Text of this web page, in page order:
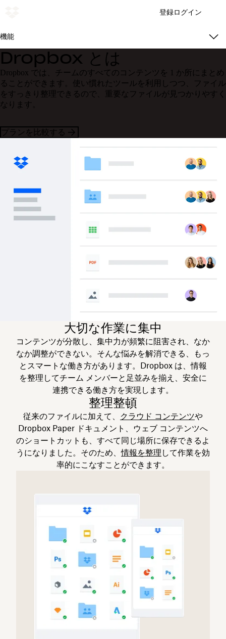
登録ログイン
機能
Dropbox とは
Dropbox では、チームのすべてのコンテンツを 1 か所にまとめ
ることができます。使い慣れたツールを利用しつつ、ファイル
をすっきり整理できるので、重要なファイルが見つかりやすく
なります。
プランを比較する
大切な作業に集中
コンテンツが分散し、集中力が頻繁に阻害され、なか
なか調整ができない。そんな悩みを解消できる、もっ
とスマートな働き方があります。Dropbox は、情報
を整理してチーム メンバーと足並みを揃え、安全に
連携できる働き方を実現します。
整理整頓
従来のファイルに加えて、 クラウド コンテンツや
Dropbox Paper ドキュメント、ウェブ コンテンツへ
のショートカットも、すべて同じ場所に保存できるよ
うになりました。そのため、情報を整理 して作業を効
率的にこなすことができます。